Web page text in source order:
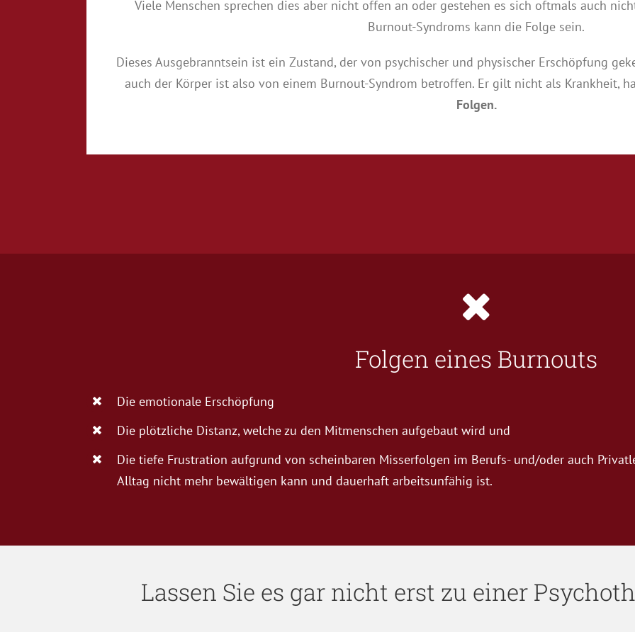
Viele Menschen sprechen dies aber nicht offen an oder gestehen es sich oftmals auch
Burnout-Syndroms kann die Folge sein.
Dieses Ausgebranntsein ist ein Zustand, der von psychischer und physischer Erschöpfung
auch der Körper ist also von einem Burnout-Syndrom betroffen. Er gilt nicht als Krankheit,
Folgen.
Folgen eines Burnouts
Die emotionale Erschöpfung
Die plötzliche Distanz, welche zu den Mitmenschen aufgebaut wird und
Die tiefe Frustration aufgrund von scheinbaren Misserfolgen im Berufs- und/oder auch
Alltag nicht mehr bewältigen kann und dauerhaft arbeitsunfähig ist.
Lassen Sie es gar nicht erst zu einer